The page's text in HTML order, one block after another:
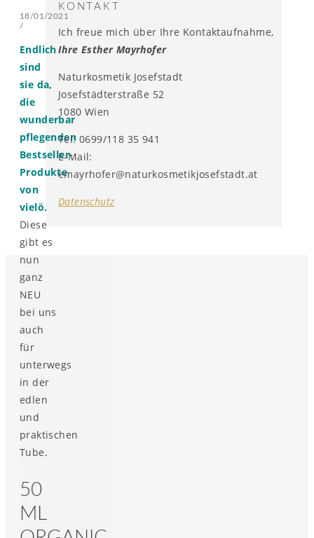
18/01/2021
/
Endlich
sind
sie da,
die
wunderbar
pflegenden
Bestseller-
Produkte
von
vielö.
Diese
gibt es
nun
ganz
NEU
bei uns
auch
für
unterwegs
in der
edlen
und
praktischen
Tube.
50
ML
KONTAKT
Ich freue mich über Ihre Kontaktaufnahme,
Ihre Esther Mayrhofer
Naturkosmetik Josefstadt
Josefstädterstraße 52
1080 Wien
Tel: 0699/118 35 941
E-Mail:
emayrhofer@naturkosmetikjosefstadt.at
Datenschutz